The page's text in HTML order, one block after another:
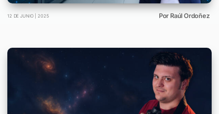
12 DE JUNIO | 2025 Por Raúl Ordoñez